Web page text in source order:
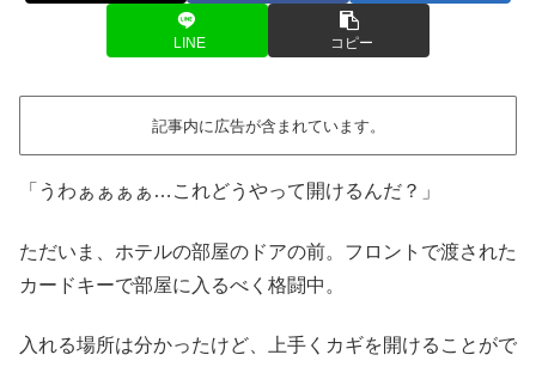
LINE コピー
記事内に広告が含まれています。
「うわぁぁぁぁ…これどうやって開けるんだ？」
ただいま、ホテルの部屋のドアの前。フロントで渡された
カードキーで部屋に入るべく格闘中。
入れる場所は分かったけど、上手くカギを開けることがで